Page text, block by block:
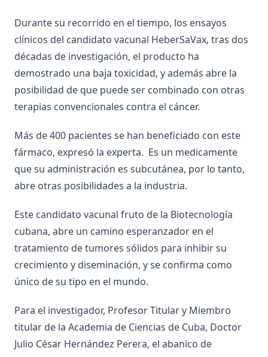
Durante su recorrido en el tiempo, los ensayos
clínicos del candidato vacunal HeberSaVax, tras dos
décadas de investigación, el producto ha
demostrado una baja toxicidad, y además abre la
posibilidad de que puede ser combinado con otras
terapias convencionales contra el cáncer.
Más de 400 pacientes se han beneficiado con este
fármaco, expresó la experta. Es un medicamente
que su administración es subcutánea, por lo tanto,
abre otras posibilidades a la industria.
Este candidato vacunal fruto de la Biotecnología
cubana, abre un camino esperanzador en el
tratamiento de tumores sólidos para inhibir su
crecimiento y diseminación, y se confirma como
único de su tipo en el mundo.
Para el investigador, Profesor Titular y Miembro
titular de la Academia de Ciencias de Cuba, Doctor
Julio César Hernández Perera, el abanico de